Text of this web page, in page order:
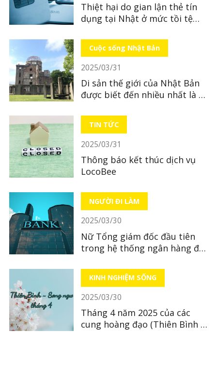
Thiệt hại do gian lận thẻ tín
dụng tại Nhật ở mức tồi tệ
Cuộc sống Nhật Bản
2025/03/31
Di sản thế giới của Nhật Bản
được biết đến nhiều nhất là di
TIN TỨC
2025/03/31
Thông báo kết thúc dịch vụ
LocoBee
NGƯỜI ĐI LÀM
2025/03/30
Nữ Tổng giám đốc đầu tiên
trong hệ thống ngân hàng địa
KINH NGHIỆM SỐNG
2025/03/30
Tháng 4 năm 2025 của các
cung hoàng đạo (Thiên Bình ~